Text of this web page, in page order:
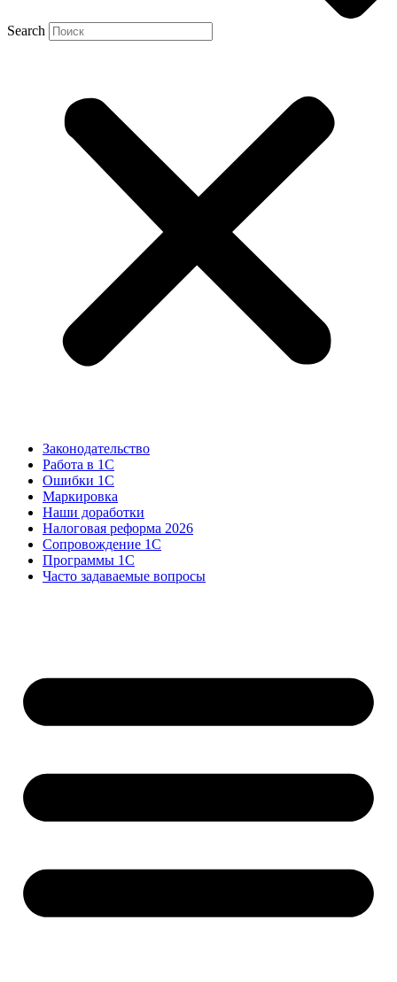
Search
Законодательство
Работа в 1С
Ошибки 1С
Маркировка
Наши доработки
Налоговая реформа 2026
Сопровождение 1С
Программы 1С
Часто задаваемые вопросы